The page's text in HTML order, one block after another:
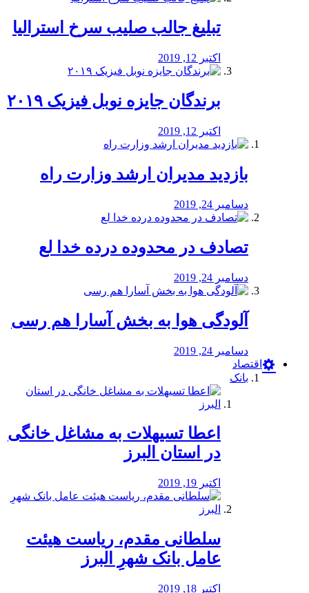
تبلیغ جالب صلیب سرخ استرالیا
اکتبر 12, 2019
برندگان جایزه نوبل فیزیک ۲۰۱۹
اکتبر 12, 2019
بازدید مدیران ارشد وزارت راه
دسامبر 24, 2019
تصادف در محدوده درده خدا لع
دسامبر 24, 2019
آلودگی هوا به بخش آسارا هم رسی
دسامبر 24, 2019
اقتصاد
بانک
️اعطا تسیهلات به مشاغل خانگی
در استان البرز
اکتبر 19, 2019
سلطانی مقدم، ریاست هیئت
عامل بانک شهرِ البرز
اکتبر 18, 2019